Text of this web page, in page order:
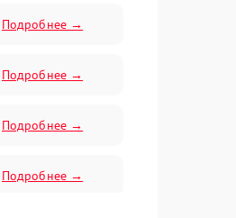
Подробнее →
Подробнее →
Подробнее →
Подробнее →